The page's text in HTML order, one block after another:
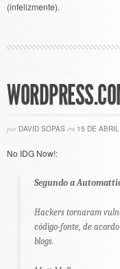
(infelizmente).
por DAVID SOPAS em 15 DE
No IDG Now!:
Segundo a
Hackers tornaram
código-fonte, de
blogs.